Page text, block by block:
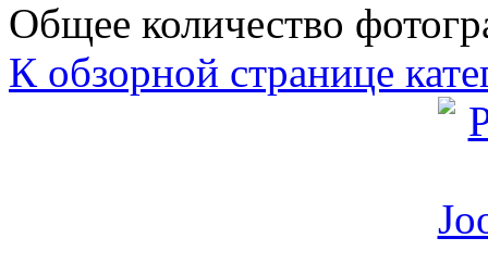
Общее количество
К обзорной странице